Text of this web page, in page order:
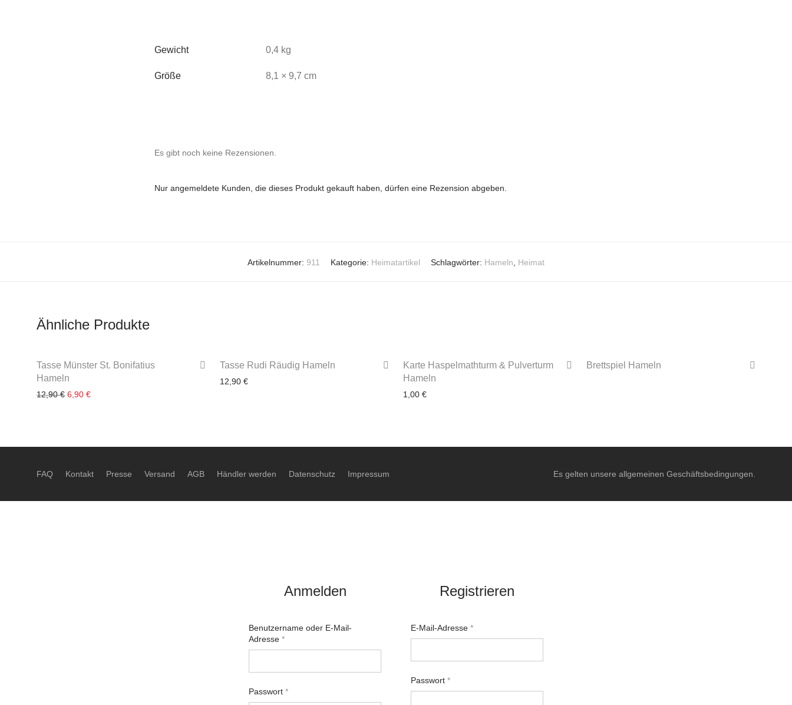
Gewicht 0,4 kg
Größe 8,1 × 9,7 cm
Es gibt noch keine Rezensionen.
Nur angemeldete Kunden, die dieses Produkt gekauft haben, dürfen eine Rezension abgeben.
Artikelnummer: 911 Kategorie: Heimatartikel Schlagwörter: Hameln Heimat
Ähnliche Produkte
Tasse Münster St. Bonifatius
Hameln
12,90€ Ursprünglicher Preis war: 12,90 €
6,90 €
Tasse Rudi Räudig Hameln
12,90 €
Karte Haspelmathturm & Pulverturm
Hameln
1,00 €
Brettspiel Hameln
FAQ Kontakt Presse Versand AGB Händler werden Datenschutz Impressum Es gelten unsere allgemeinen Geschäftsbedingungen.
Anmelden
Benutzername oder E-Mail-
Adresse *
Passwort *
Registrieren
E-Mail-Adresse *
Passwort *